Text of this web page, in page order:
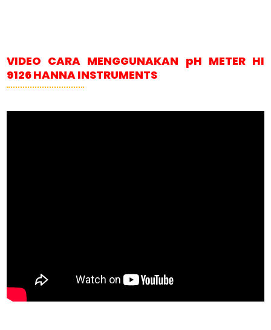
VIDEO CARA MENGGUNAKAN pH METER HI
9126 HANNA INSTRUMENTS